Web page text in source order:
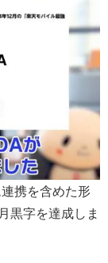
携を含めた形
黒字を達成しま